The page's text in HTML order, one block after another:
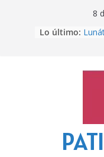
8
Lo último:
‘La